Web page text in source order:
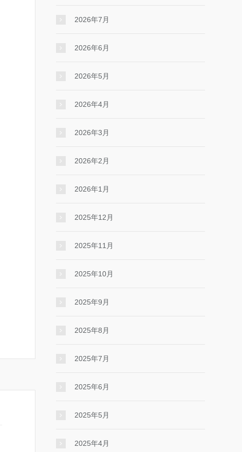
2026年7月
2026年6月
2026年5月
2026年4月
2026年3月
2026年2月
2026年1月
2025年12月
2025年11月
2025年10月
2025年9月
2025年8月
2025年7月
2025年6月
2025年5月
2025年4月